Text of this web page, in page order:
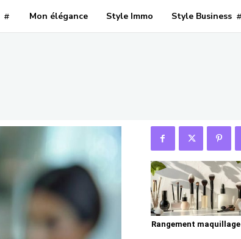
Mon élégance Style Immo Style Business
Rangement maquillage